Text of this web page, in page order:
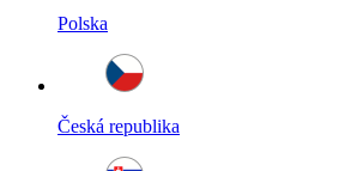
Polska
Česká republika